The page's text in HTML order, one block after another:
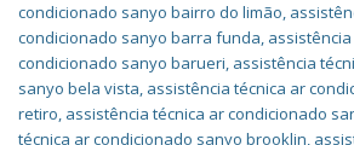
condicionado sanyo bairro do limão,
condicionado sanyo barra funda,
condicionado sanyo barueri, assistência
sanyo bela vista, assistência técnica ar
retiro, assistência técnica ar condicionado
técnica ar condicionado sanyo brooklin,